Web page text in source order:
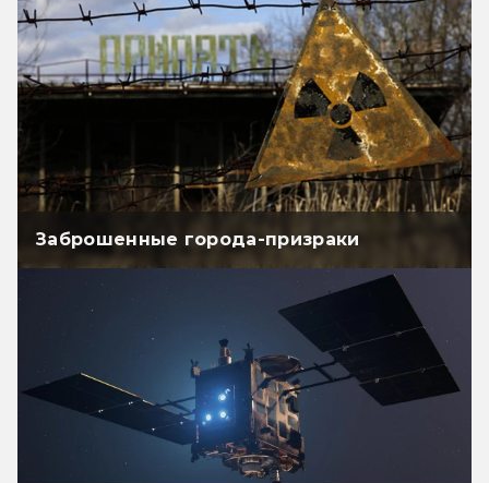
Заброшенные города-призраки